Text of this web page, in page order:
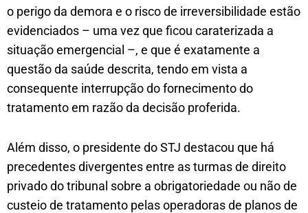
o perigo da demora e o risco de irreversibilidade estão
evidenciados – uma vez que ficou caraterizada a
situação emergencial –, e que é exatamente a
questão da saúde descrita, tendo em vista a
consequente interrupção do fornecimento do
tratamento em razão da decisão proferida.
Além disso, o presidente do STJ destacou que há
precedentes divergentes entre as turmas de direito
privado do tribunal sobre a obrigatoriedade ou não de
custeio de tratamento pelas operadoras de planos de